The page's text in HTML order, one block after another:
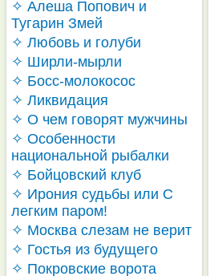
✧ Алеша Попович и
Тугарин Змей
✧ Любовь и голуби
✧ Ширли-мырли
✧ Босс-молокосос
✧ Ликвидация
✧ О чем говорят мужчины
✧ Особенности
национальной рыбалки
✧ Бойцовский клуб
✧ Ирония судьбы или С
легким паром!
✧ Москва слезам не верит
✧ Гостья из будущего
✧ Покровские ворота